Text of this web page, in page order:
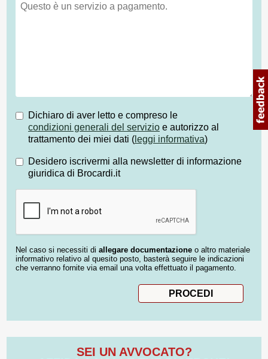
Dichiaro di aver letto e compreso le
condizioni generali del servizio e autorizzo al
trattamento dei miei dati ( leggi informativa)
Desidero iscrivermi alla newsletter di informazione
giuridica di Brocardi.it
Nel caso si necessiti di allegare documentazione o altro materiale
informativo relativo al quesito posto, basterà seguire le indicazioni
che verranno fornite via email una volta effettuato il pagamento.
SEI UN AVVOCATO?